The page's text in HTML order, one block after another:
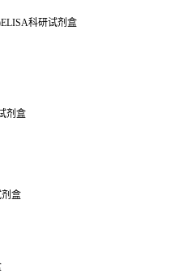
科研试剂盒
剂盒
盒